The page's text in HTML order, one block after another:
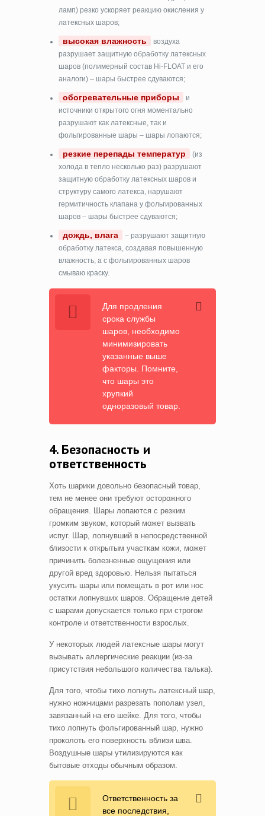
ламп) резко ускоряет реакцию окисления у
латексных шаров;
высокая влажность
воздуха
разрушает защитную обработку латексных
шаров (полимерный состав Hi-FLOAT и его
аналоги) – шары быстрее сдуваются;
обогревательные приборы
и
источники открытого огня моментально
разрушают как латексные, так и
фольгированные шары – шары лопаются;
резкие перепады температур
(из
холода в тепло несколько раз) разрушают
защитную обработку латексных шаров и
структуру самого латекса, нарушают
гермитичность клапана у фольгированных
шаров – шары быстрее сдуваются;
дождь, влага
– разрушают защитную
обработку латекса, создавая повышенную
влажность, а с фольгированных шаров
смываю краску.
Для продления
срока службы
шаров, необходимо
минимизировать
указанные выше
факторы. Помните,
что шары это
хрупкий
одноразовый товар.
4. Безопасность и
ответственность
Хоть шарики довольно безопасный товар,
тем не менее они требуют осторожного
обращения. Шары лопаются с резким
громким звуком, который может вызвать
испуг. Шар, лопнувший в непосредственной
близости к открытым участкам кожи, может
причинить болезненные ощущения или
другой вред здоровью. Нельзя пытаться
укусить шары или помещать в рот или нос
остатки лопнувших шаров. Обращение детей
с шарами допускается только при строгом
контроле и ответственности взрослых.
У некоторых людей латексные шары могут
вызывать аллергические реакции (из-за
присутствия небольшого количества талька).
Для того, чтобы тихо лопнуть латексный шар,
нужно ножницами разрезать пополам узел,
завязанный на его шейке. Для того, чтобы
тихо лопнуть фольгированный шар, нужно
проколоть его поверхность вблизи шва.
Воздушные шары утилизируются как
бытовые отходы обычным образом.
Ответственность за
все последствия,